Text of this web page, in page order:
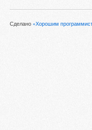
Сделано «Хорошим